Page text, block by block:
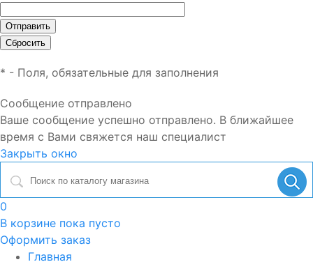
* - Поля, обязательные для заполнения
Сообщение отправлено
Ваше сообщение успешно отправлено. В ближайшее
время с Вами свяжется наш специалист
Закрыть окно
0
В корзине пока пусто
Оформить заказ
Главная